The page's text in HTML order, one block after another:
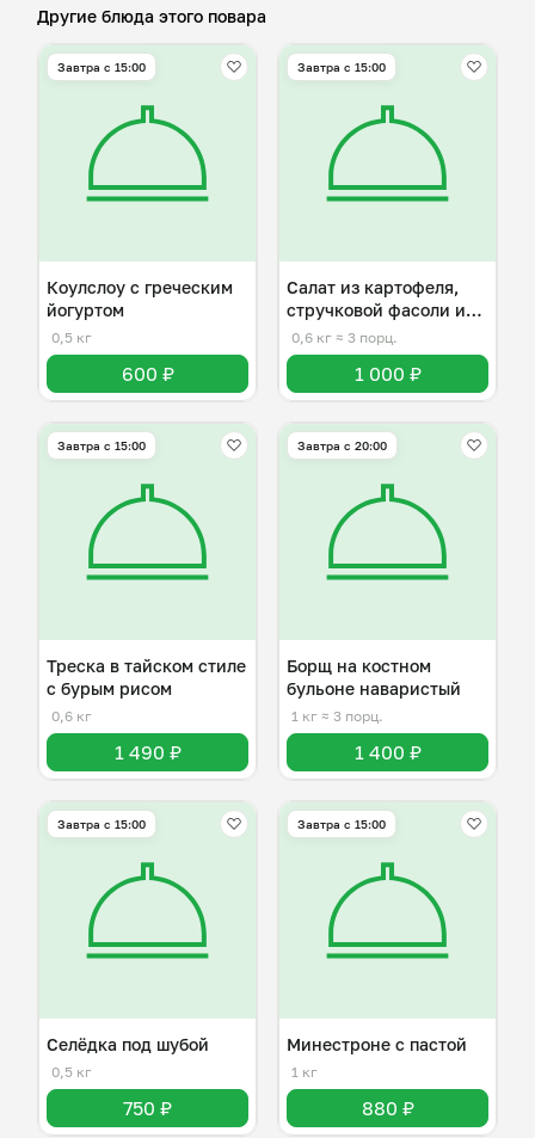
Другие блюда этого повара
Завтра c 15:00
Коулслоу с греческим
йогуртом
0,5 кг
600 ₽
Завтра c 15:00
Салат из картофеля,
стручковой фасоли и
каперсов
0,6 кг ≈ 3 порц.
1 000 ₽
Завтра c 15:00
Треска в тайском стиле
с бурым рисом
0,6 кг
1 490 ₽
Завтра c 20:00
Борщ на костном
бульоне наваристый
1 кг ≈ 3 порц.
1 400 ₽
Завтра c 15:00
Селёдка под шубой
0,5 кг
750 ₽
Завтра c 15:00
Минестроне с пастой
1 кг
880 ₽